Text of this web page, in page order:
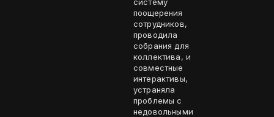
поощерения
сотрудников,
проводила
собрания для
коллектива, и
совместные
интерактивы,
устраняла
проблемы с
недовольными